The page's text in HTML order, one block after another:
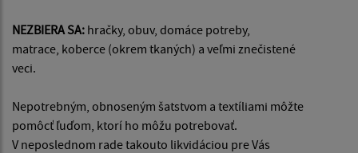
NEZBIERA SA: hračky, obuv, domáce potreby,
matrace, koberce (okrem tkaných) a veľmi znečistené
veci.
Nepotrebným, obnoseným šatstvom a textíliami môžte
pomôcť ľuďom, ktorí ho môžu potrebovať.
V neposlednom rade takouto likvidáciou pre Vás